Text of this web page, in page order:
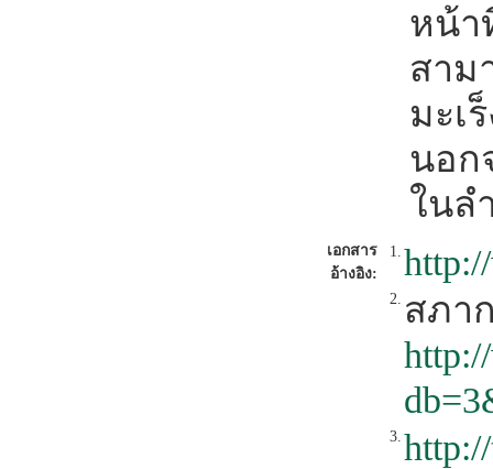
หน้า
สาม
มะเ
นอก
ในล
เอกสาร
อ้างอิง:
1.
2. สภา
3.